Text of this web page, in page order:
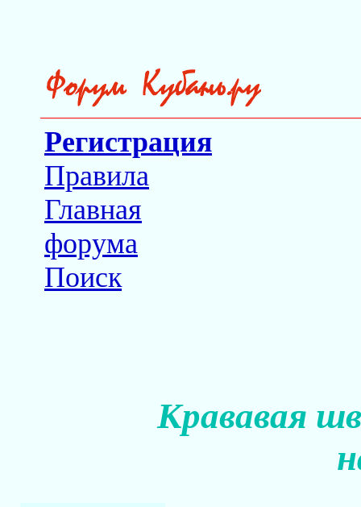
Регистрация
Правила
Главная
форума
Поиск
Крававая